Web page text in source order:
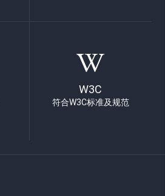
W3C
符合W3C标准及规范